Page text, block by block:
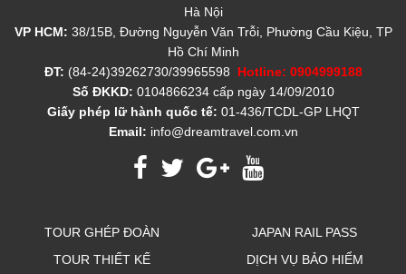
Hà Nội
VP HCM: 38/15B, Đường Nguyễn Văn Trỗi, Phường Cầu Kiệu, TP
Hồ Chí Minh
ĐT: (84-24)39262730/39965598 Hotline: 0904999188
Số ĐKKD: 0104866234 cấp ngày 14/09/2010
Giấy phép lữ hành quốc tế: 01-436/TCDL-GP LHQT
Email: info@dreamtravel.com.vn
TOUR GHÉP ĐOÀN
TOUR THIẾT KẾ
JAPAN RAIL PASS
DỊCH VỤ BẢO HIỂM